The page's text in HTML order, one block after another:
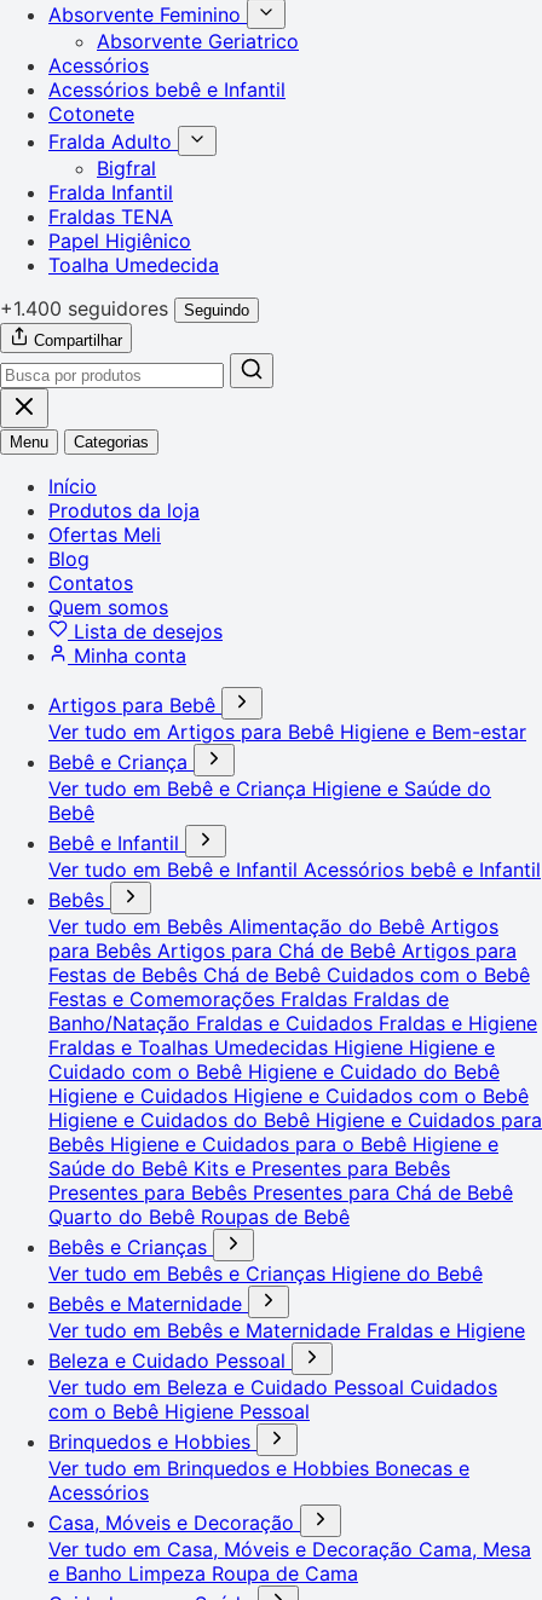
Absorvente Feminino
Absorvente Geriatrico
Acessórios
Acessórios bebê e Infantil
Cotonete
Fralda Adulto
Bigfral
Fralda Infantil
Fraldas TENA
Papel Higiênico
Toalha Umedecida
+1.400 seguidores
Seguindo
Compartilhar
Menu Categorias
Início
Produtos da loja
Ofertas Meli
Blog
Contatos
Quem somos
Lista de desejos
Minha conta
Artigos para Bebê
Ver tudo em Artigos para Bebê Higiene e Bem-estar
Bebê e Criança
Ver tudo em Bebê e Criança Higiene e Saúde do
Bebê
Bebê e Infantil
Ver tudo em Bebê e Infantil Acessórios bebê e Infantil
Bebês
Ver tudo em Bebês Alimentação do Bebê Artigos
para Bebês Artigos para Chá de Bebê Artigos para
Festas de Bebês Chá de Bebê Cuidados com o Bebê
Festas e Comemorações Fraldas Fraldas de
Banho/Natação Fraldas e Cuidados Fraldas e Higiene
Fraldas e Toalhas Umedecidas Higiene Higiene e
Cuidado com o Bebê Higiene e Cuidado do Bebê
Higiene e Cuidados Higiene e Cuidados com o Bebê
Higiene e Cuidados do Bebê Higiene e Cuidados para
Bebês Higiene e Cuidados para o Bebê Higiene e
Saúde do Bebê Kits e Presentes para Bebês
Presentes para Bebês Presentes para Chá de Bebê
Quarto do Bebê Roupas de Bebê
Bebês e Crianças
Ver tudo em Bebês e Crianças Higiene do Bebê
Bebês e Maternidade
Ver tudo em Bebês e Maternidade Fraldas e Higiene
Beleza e Cuidado Pessoal
Ver tudo em Beleza e Cuidado Pessoal Cuidados
com o Bebê Higiene Pessoal
Brinquedos e Hobbies
Ver tudo em Brinquedos e Hobbies Bonecas e
Acessórios
Casa, Móveis e Decoração
Ver tudo em Casa, Móveis e Decoração Cama, Mesa
e Banho Limpeza Roupa de Cama